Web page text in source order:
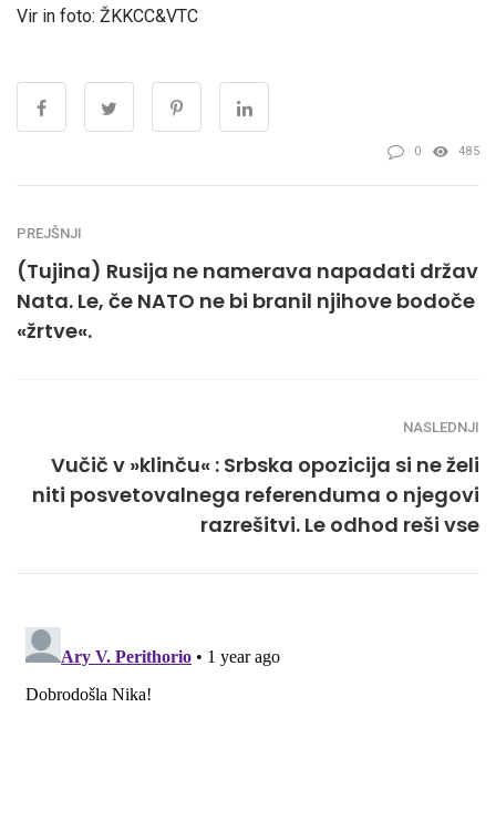
Vir in foto: ŽKKCC&VTC
0 485
PREJŠNJI
(Tujina) Rusija ne namerava napadati držav
Nata. Le, če NATO ne bi branil njihove bodoče
«žrtve«.
NASLEDNJI
Vučič v »klinču« : Srbska opozicija si ne želi
niti posvetovalnega referenduma o njegovi
razrešitvi. Le odhod reši vse